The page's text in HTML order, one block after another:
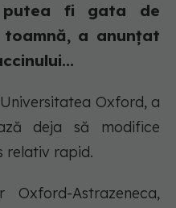
putea fi gata de
a anunțat
Oxford, a
deja să modifice
relativ rapid.
Oxford-Astrazeneca,